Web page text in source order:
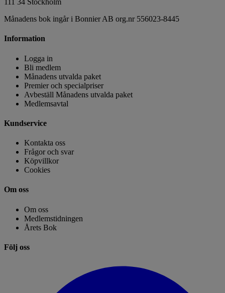
111 34 Stockholm
Månadens bok ingår i Bonnier AB org.nr 556023-8445
Information
Logga in
Bli medlem
Månadens utvalda paket
Premier och specialpriser
Avbeställ Månadens utvalda paket
Medlemsavtal
Kundservice
Kontakta oss
Frågor och svar
Köpvillkor
Cookies
Om oss
Om oss
Medlemstidningen
Årets Bok
Följ oss